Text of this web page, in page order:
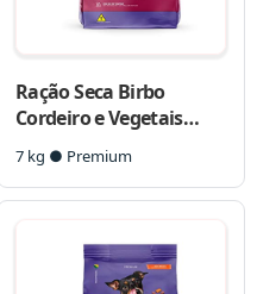
Ração Seca Birbo
Cordeiro e Vegetais
para Cães Adultos
7 kg ● Premium